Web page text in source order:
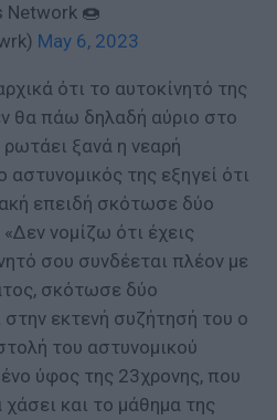
Network 🍩
May 6, 2023
ότι το αυτοκίνητό της
θα πάω δηλαδή αύριο στο
ξανά η νεαρή
αστυνομικός της εξηγεί ότι
επειδή σκότωσε δύο
νομίζω ότι έχεις
σου συνδέεται πλέον με
σκότωσε δύο
εκτενή συζήτησή του ο
του αστυνομικού
ύφος της 23χρονης, που
και το μάθημα της